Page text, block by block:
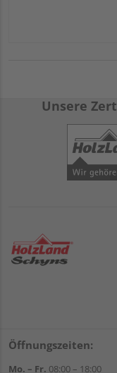
Unsere
Öffnungszeiten:
Mo. – Fr. 08:00 – 18:00